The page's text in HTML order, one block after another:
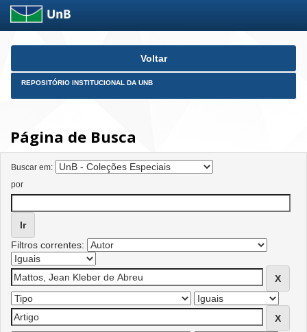
Skip
Voltar
REPOSITÓRIO INSTITUCIONAL DA UNB
Página de Busca
Buscar em:
por
Filtros correntes: